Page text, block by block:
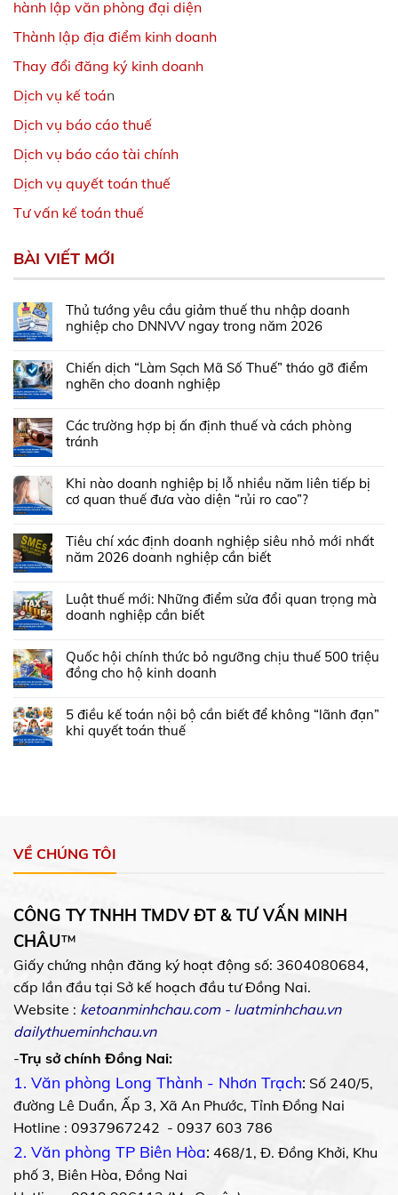
hành lập văn phòng đại diện
Thành lập địa điểm kinh doanh
Thay đổi đăng ký kinh doanh
Dịch vụ kế toán
Dịch vụ báo cáo thuế
Dịch vụ báo cáo tài chính
Dịch vụ quyết toán thuế
Tư vấn kế toán thuế
BÀI VIẾT MỚI
Thủ tướng yêu cầu giảm thuế thu nhập doanh
nghiệp cho DNNVV ngay trong năm 2026
Chiến dịch “Làm Sạch Mã Số Thuế” tháo gỡ điểm
nghẽn cho doanh nghiệp
Các trường hợp bị ấn định thuế và cách phòng
tránh
Khi nào doanh nghiệp bị lỗ nhiều năm liên tiếp bị
cơ quan thuế đưa vào diện “rủi ro cao”?
Tiêu chí xác định doanh nghiệp siêu nhỏ mới nhất
năm 2026 doanh nghiệp cần biết
Luật thuế mới: Những điểm sửa đổi quan trọng mà
doanh nghiệp cần biết
Quốc hội chính thức bỏ ngưỡng chịu thuế 500 triệu
đồng cho hộ kinh doanh
5 điều kế toán nội bộ cần biết để không “lãnh đạn”
khi quyết toán thuế
VỀ CHÚNG TÔI
CÔNG TY TNHH TMDV ĐT & TƯ VẤN MINH
CHÂU™
Giấy chứng nhận đăng ký hoạt động số: 3604080684,
cấp lần đầu tại Sở kế hoạch đầu tư Đồng Nai.
Website : ketoanminhchau.com- luatminhchau.vn
dailythueminhchau.vn
-Trụ sở chính Đồng Nai:
1. Văn phòng Long Thành - Nhơn Trạch: Số 240/5,
đường Lê Duẩn, Ấp 3, Xã An Phước, Tỉnh Đồng Nai
Hotline : 0937967242 - 0937 603 786
2. Văn phòng TP Biên Hòa: 468/1, Đ. Đồng Khởi, Khu
phố 3, Biên Hòa, Đồng Nai